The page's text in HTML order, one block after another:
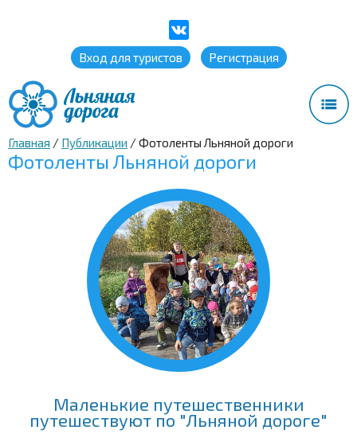
Вход для туристов Регистрация
Главная / Публикации /Фотоленты Льняной дороги
Фотоленты Льняной дороги
Маленькие путешественники
путешествуют по "Льняной дороге"